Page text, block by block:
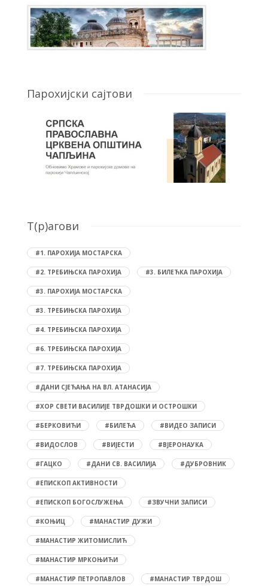
Парохијски сајтови
T(р)агови
#1. ПАРОХИЈА МОСТАРСКА
#2. ТРЕБИЊСКА ПАРОХИЈА #3. БИЛЕЋКА ПАРОХИЈА
#3. ПАРОХИЈА МОСТАРСКА
#3. ТРЕБИЊСКА ПАРОХИЈА
#4. ТРЕБИЊСКА ПАРОХИЈА
#6. ТРЕБИЊСКА ПАРОХИЈА
#7. ТРЕБИЊСКА ПАРОХИЈА
#ДАНИ СЈЕЋАЊА НА ВЛ. АТАНАСИЈА
#ХОР СВЕТИ ВАСИЛИЈЕ ТВРДОШКИ И ОСТРОШКИ
#БЕРКОВИЋИ #БИЛЕЋА #ВИДЕО ЗАПИСИ
#ВИДОСЛОВ #ВИЈЕСТИ #ВЈЕРОНАУКА
#ГАЦКО #ДАНИ СВ. ВАСИЛИЈА #ДУБРОВНИК
#ЕПИСКОП АКТИВНОСТИ
#ЕПИСКОП БОГОСЛУЖЕЊА #ЗВУЧНИ ЗАПИСИ
#КОЊИЦ #МАНАСТИР ДУЖИ
#МАНАСТИР ЖИТОМИСЛИЋ
#МАНАСТИР МРКОЊИЋИ
#МАНАСТИР ПЕТРОПАВЛОВ #МАНАСТИР ТВРДОШ